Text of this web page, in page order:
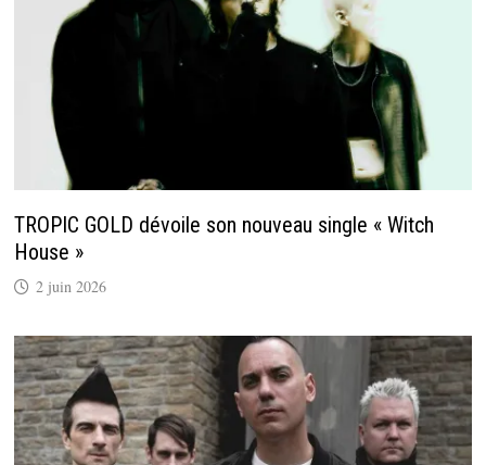
TROPIC GOLD dévoile son nouveau single « Witch
House »
2 juin 2026